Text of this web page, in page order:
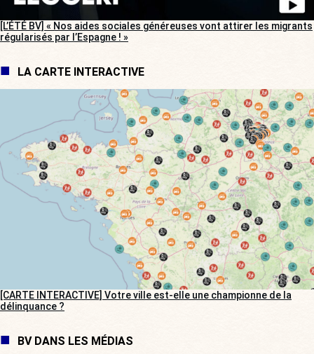
[L’ÉTÉ BV] « Nos aides sociales généreuses vont attirer les migrants
régularisés par l’Espagne ! »
LA CARTE INTERACTIVE
[CARTE INTERACTIVE] Votre ville est-elle une championne de la
délinquance ?
BV DANS LES MÉDIAS